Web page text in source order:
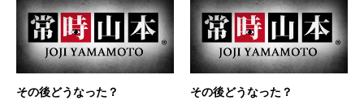
その後どうなった？ その後どうなった？